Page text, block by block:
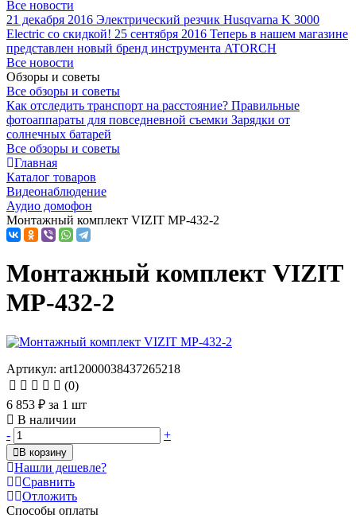
Все новости
21 декабря 2016 Электрический резчик Husqvarna K 3000
Electric со скидкой! 25 сентября 2016 Теперь в нашем магазине
представлен новый бренд инструмента ATORCH
Все новости
Обзоры и советы
Все обзоры и советы
Как отследить транспорт на расстояние? Правильные
фотоаппараты для повседневной съемки Зарядки от
солнечных батарей
Все обзоры и советы
Главная
Каталог товаров
Видеонаблюдение
Аудио домофон
Монтажный комплект VIZIT MP-432-2
Монтажный комплект VIZIT
MP-432-2
Артикул: art12000038437265218
(0)
6 853 ₽ за 1 шт
В наличии
-
+
В корзину
Нашли дешевле?
Сравнить
Отложить
Способы оплаты